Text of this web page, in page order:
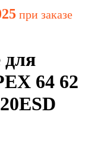
при заказе
для
64 62